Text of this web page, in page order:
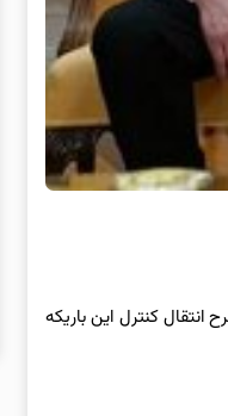
طرح انتقال کنترل این باریکه